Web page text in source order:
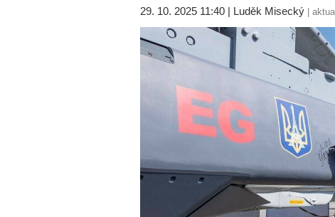
29. 10. 2025 11:40 | Luděk Misecký |